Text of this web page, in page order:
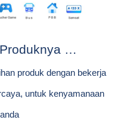
…
produk dengan bekerja
untuk kenyamanaan